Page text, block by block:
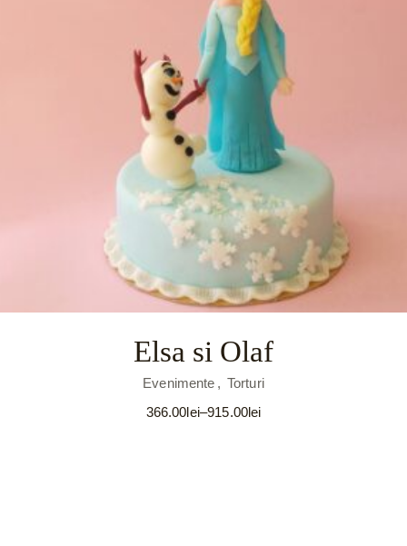
Elsa si Olaf
Evenimente
Torturi
366.00lei–915.00lei